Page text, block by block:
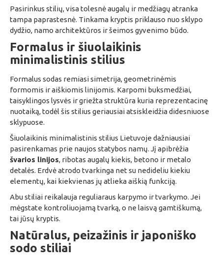
Pasirinkus stilių, visa tolesnė augalų ir medžiagų atranka
tampa paprastesnė. Tinkama kryptis priklauso nuo sklypo
dydžio, namo architektūros ir šeimos gyvenimo būdo.
Formalus ir šiuolaikinis
minimalistinis stilius
Formalus sodas remiasi simetrija, geometrinėmis
formomis ir aiškiomis linijomis. Karpomi buksmedžiai,
taisyklingos lysvės ir griežta struktūra kuria reprezentacinę
nuotaiką, todėl šis stilius geriausiai atsiskleidžia didesniuose
sklypuose.
Šiuolaikinis minimalistinis stilius Lietuvoje dažniausiai
pasirenkamas prie naujos statybos namų. Jį apibrėžia
švarios linijos, ribotas augalų kiekis, betono ir metalo
detalės. Erdvė atrodo tvarkinga net su nedideliu kiekiu
elementų, kai kiekvienas jų atlieka aiškią funkciją.
Abu stiliai reikalauja reguliaraus karpymo ir tvarkymo. Jei
mėgstate kontroliuojamą tvarką, o ne laisvą gamtiškumą,
tai jūsų kryptis.
Natūralus, peizažinis ir japoniško
sodo stiliai